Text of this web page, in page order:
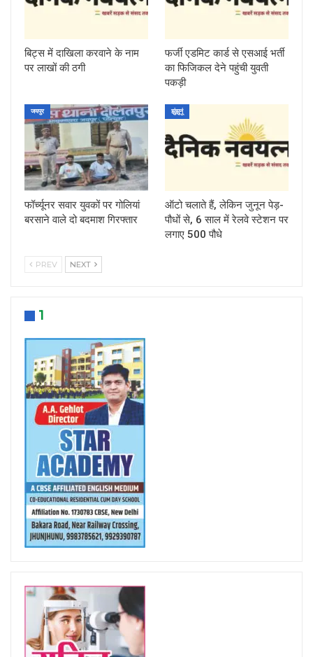
बिट्स में दाखिला करवाने के नाम
पर लाखों की ठगी
फर्जी एडमिट कार्ड से एसआई भर्ती
का फिजिकल देने पहुंची युवती
पकड़ी
जयपुर
फॉर्च्यूनर सवार युवकों पर गोलियां
बरसाने वाले दो बदमाश गिरफ्तार
झुंझुनूं
ऑटो चलाते हैं, लेकिन जुनून पेड़-
पौधों से, 6 साल में रेलवे स्टेशन पर
लगाए 500 पौधे
PREV NEXT
1